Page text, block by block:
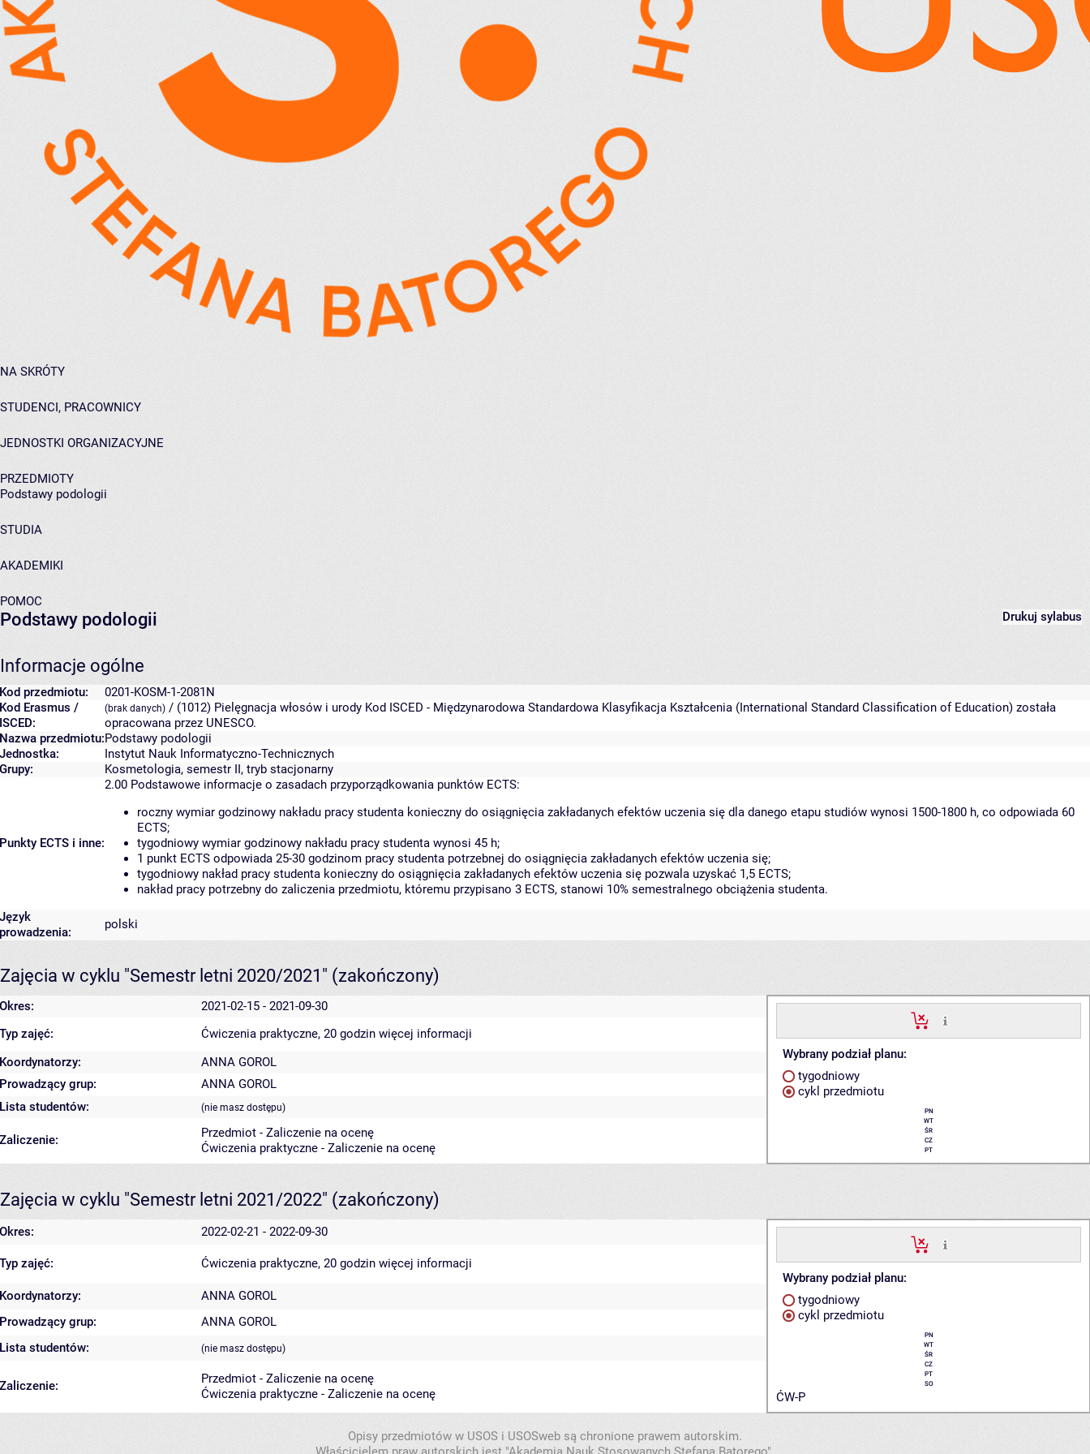
NA SKRÓTY
STUDENCI, PRACOWNICY
JEDNOSTKI ORGANIZACYJNE
PRZEDMIOTY
Podstawy podologii
STUDIA
AKADEMIKI
POMOC
Drukuj sylabus
Podstawy podologii
Informacje ogólne
Kod przedmiotu:
0201-KOSM-1-2081N
Kod Erasmus /
ISCED:
(brak danych) / (1012) Pielęgnacja włosów i urody Kod ISCED - Międzynarodowa Standardowa Klasyfikacja Kształcenia (International Standard Classification of Education) została
opracowana przez UNESCO.
Nazwa przedmiotu:Podstawy podologii
Jednostka:
Instytut Nauk Informatyczno-Technicznych
Grupy:
Kosmetologia, semestr II, tryb stacjonarny
Punkty ECTS i inne:
2.00 Podstawowe informacje o zasadach przyporządkowania punktów ECTS:
roczny wymiar godzinowy nakładu pracy studenta konieczny do osiągnięcia zakładanych efektów uczenia się dla danego etapu studiów wynosi 1500-1800 h, co odpowiada 60
ECTS;
tygodniowy wymiar godzinowy nakładu pracy studenta wynosi 45 h;
1 punkt ECTS odpowiada 25-30 godzinom pracy studenta potrzebnej do osiągnięcia zakładanych efektów uczenia się;
tygodniowy nakład pracy studenta konieczny do osiągnięcia zakładanych efektów uczenia się pozwala uzyskać 1,5 ECTS;
nakład pracy potrzebny do zaliczenia przedmiotu, któremu przypisano 3 ECTS, stanowi 10% semestralnego obciążenia studenta.
Język
prowadzenia:
polski
Zajęcia w cyklu "Semestr letni 2020/2021" (zakończony)
Okres: 2021-02-15 - 2021-09-30
Wybrany podział planu:
tygodniowy
cykl przedmiotu
PN
WT
ŚR
CZ
PT
Typ zajęć: Ćwiczenia praktyczne, 20 godzin więcej informacji
Koordynatorzy:
ANNA GOROL
Prowadzący grup:
ANNA GOROL
Lista studentów:
(nie masz dostępu)
Zaliczenie:
Przedmiot - Zaliczenie na ocenę
Ćwiczenia praktyczne - Zaliczenie na ocenę
Zajęcia w cyklu "Semestr letni 2021/2022" (zakończony)
Okres: 2022-02-21 - 2022-09-30
Wybrany podział planu:
tygodniowy
cykl przedmiotu
PN
WT
ŚR
CZ
PT
SO
ĆW-P
Typ zajęć: Ćwiczenia praktyczne, 20 godzin więcej informacji
Koordynatorzy:
ANNA GOROL
Prowadzący grup:
ANNA GOROL
Lista studentów:
(nie masz dostępu)
Zaliczenie:
Przedmiot - Zaliczenie na ocenę
Ćwiczenia praktyczne - Zaliczenie na ocenę
Opisy przedmiotów w USOS i USOSweb są chronione prawem autorskim.